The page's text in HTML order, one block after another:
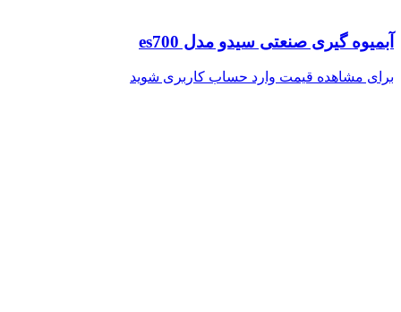
آبمیوه گیری صنعتی سیدو مدل es700
برای مشاهده قیمت وارد حساب کاربری شوید